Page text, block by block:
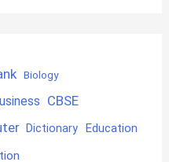
Biology
CBSE
Dictionary Education